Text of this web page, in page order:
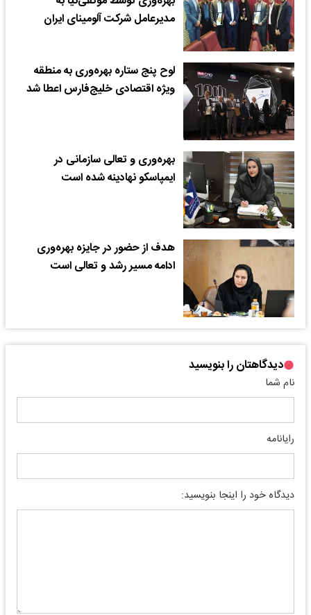
مدیرعامل شرکت آلومینای ایران
لوح پنج ستاره بهره‌وری به منطقه
ویژه اقتصادی خلیج‌فارس اعطا شد
بهره‌وری و تعالی سازمانی در
ایمپاسکو نهادینه شده است
هدف از حضور در جایزه بهره‌وری
ادامه مسیر رشد و تعالی است
دیدگاهتان را بنویسید
نام شما
رایانامه
دیدگاه خود را اینجا بنویسید: